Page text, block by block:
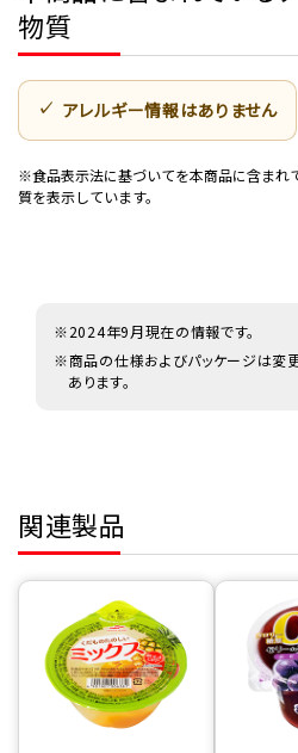
物質
アレルギー情報はありません
※食品表示法に基づいてを本商品に含まれ
質を表示しています。
※2024年9月現在の情報です。
※商品の仕様およびパッケージは変
あります。
関連製品